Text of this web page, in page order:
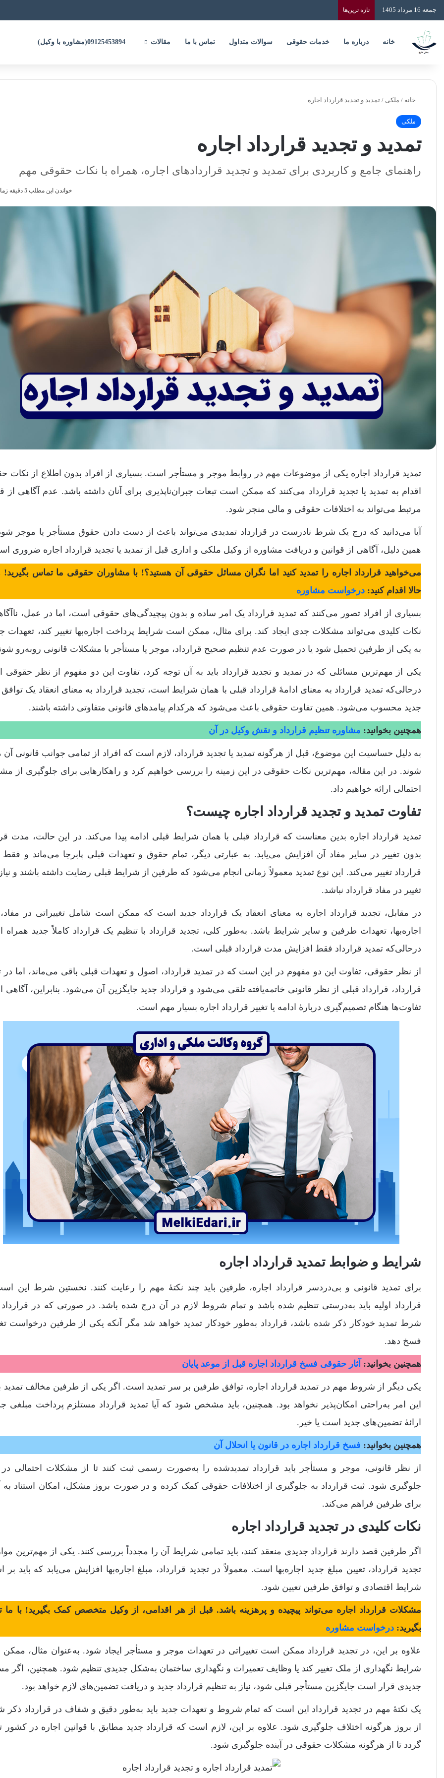
جمعه 16 مرداد 1405 تازه‌ ترین‌ها
خانه درباره ما خدمات حقوقی سوالات متداول تماس با ما مقالات
خانه / ملکی / تمدید و تجدید قرارداد اجاره
ملکی
تمدید و تجدید قرارداد اجاره
راهنمای جامع و کاربردی برای تمدید و تجدید قراردادهای اجاره، همراه با نکات حقوقی مهم
خواندن این مطلب 5 دقیقه زمان میبرد
تمدید قرارداد اجاره یکی از موضوعات مهم در روابط موجر و مستأجر است. بسیاری از افراد بدون اطلاع از نکات
اقدام به تمدید یا تجدید قرارداد می‌کنند که ممکن است تبعات جبران‌ناپذیری برای آنان داشته باشد. عدم آگاهی از
مرتبط می‌تواند به اختلافات حقوقی و مالی منجر شود.
آیا می‌دانید که درج یک شرط نادرست در قرارداد تمدیدی می‌تواند باعث از دست دادن حقوق مستأجر یا موجر
همین دلیل، آگاهی از قوانین و دریافت مشاوره از وکیل ملکی و اداری قبل از تمدید یا تجدید قرارداد اجاره ضروری
می‌خواهید قرارداد اجاره را تمدید کنید اما نگران مسائل حقوقی آن هستید؟! با مشاوران حقوقی ما تماس بگیرید!
حالا اقدام کنید: درخواست مشاوره
بسیاری از افراد تصور می‌کنند که تمدید قرارداد یک امر ساده و بدون پیچیدگی‌های حقوقی است، اما در عمل،
نکات کلیدی می‌تواند مشکلات جدی ایجاد کند. برای مثال، ممکن است شرایط پرداخت اجاره‌بها تغییر کند، تعهدات
به یکی از طرفین تحمیل شود یا در صورت عدم تنظیم صحیح قرارداد، موجر یا مستأجر با مشکلات قانونی روبه‌رو
یکی از مهم‌ترین مسائلی که در تمدید و تجدید قرارداد باید به آن توجه کرد، تفاوت این دو مفهوم از نظر
درحالی‌که تمدید قرارداد به معنای ادامۀ قرارداد قبلی با همان شرایط است، تجدید قرارداد به معنای انعقاد یک توافق
جدید محسوب می‌شود. همین تفاوت حقوقی باعث می‌شود که هرکدام پیامدهای قانونی متفاوتی داشته باشند.
همچنین بخوانید: مشاوره تنظیم قرارداد و نقش وکیل در آن
به دلیل حساسیت این موضوع، قبل از هرگونه تمدید یا تجدید قرارداد، لازم است که افراد از تمامی جوانب قانونی
شوند. در این مقاله، مهم‌ترین نکات حقوقی در این زمینه را بررسی خواهیم کرد و راهکارهایی برای جلوگیری از
احتمالی ارائه خواهیم داد.
تفاوت تمدید و تجدید قرارداد اجاره چیست؟
تمدید قرارداد اجاره بدین معناست که قرارداد قبلی با همان شرایط قبلی ادامه پیدا می‌کند. در این حالت، مدت
بدون تغییر در سایر مفاد آن افزایش می‌یابد. به عبارتی دیگر، تمام حقوق و تعهدات قبلی پابرجا می‌ماند و
قرارداد تغییر می‌کند. این نوع تمدید معمولاً زمانی انجام می‌شود که طرفین از شرایط قبلی رضایت داشته باشند و
تغییر در مفاد قرارداد نباشد.
در مقابل، تجدید قرارداد اجاره به معنای انعقاد یک قرارداد جدید است که ممکن است شامل تغییراتی در مفاد،
اجاره‌بها، تعهدات طرفین و سایر شرایط باشد. به‌طور کلی، تجدید قرارداد با تنظیم یک قرارداد کاملاً جدید همراه
درحالی‌که تمدید قرارداد فقط افزایش مدت قرارداد قبلی است.
از نظر حقوقی، تفاوت این دو مفهوم در این است که در تمدید قرارداد، اصول و تعهدات قبلی باقی می‌ماند، اما در
قرارداد، قرارداد قبلی از نظر قانونی خاتمه‌یافته تلقی می‌شود و قرارداد جدید جایگزین آن می‌شود. بنابراین، آگاهی
تفاوت‌ها هنگام تصمیم‌گیری دربارۀ ادامه یا تغییر قرارداد اجاره بسیار مهم است.
شرایط و ضوابط تمدید قرارداد اجاره
برای تمدید قانونی و بی‌دردسر قرارداد اجاره، طرفین باید چند نکتۀ مهم را رعایت کنند. نخستین شرط این
قرارداد اولیه باید به‌درستی تنظیم شده باشد و تمام شروط لازم در آن درج شده باشد. در صورتی که در قرارداد
شرط تمدید خودکار ذکر شده باشد، قرارداد به‌طور خودکار تمدید خواهد شد مگر آنکه یکی از طرفین درخواست
فسخ دهد.
همچنین بخوانید: آثار حقوقی فسخ قرارداد اجاره قبل از موعد پایان
یکی دیگر از شروط مهم در تمدید قرارداد اجاره، توافق طرفین بر سر تمدید است. اگر یکی از طرفین مخالف تمدید
این امر به‌راحتی امکان‌پذیر نخواهد بود. همچنین، باید مشخص شود که آیا تمدید قرارداد مستلزم پرداخت مبلغی
ارائۀ تضمین‌های جدید است یا خیر.
همچنین بخوانید: فسخ قرارداد اجاره در قانون یا انحلال آن
از نظر قانونی، موجر و مستأجر باید قرارداد تمدیدشده را به‌صورت رسمی ثبت کنند تا از مشکلات احتمالی در
جلوگیری شود. ثبت قرارداد به جلوگیری از اختلافات حقوقی کمک کرده و در صورت بروز مشکل، امکان استناد به
برای طرفین فراهم می‌کند.
نکات کلیدی در تجدید قرارداد اجاره
اگر طرفین قصد دارند قرارداد جدیدی منعقد کنند، باید تمامی شرایط آن را مجدداً بررسی کنند. یکی از مهم‌ترین
تجدید قرارداد، تعیین مبلغ جدید اجاره‌بها است. معمولاً در تجدید قرارداد، مبلغ اجاره‌بها افزایش می‌یابد که باید
شرایط اقتصادی و توافق طرفین تعیین شود.
مشکلات قرارداد اجاره می‌تواند پیچیده و پرهزینه باشد. قبل از هر اقدامی، از وکیل متخصص کمک بگیرید! با ما
بگیرید: درخواست مشاوره
علاوه بر این، در تجدید قرارداد ممکن است تغییراتی در تعهدات موجر و مستأجر ایجاد شود. به‌عنوان مثال،
شرایط نگهداری از ملک تغییر کند یا وظایف تعمیرات و نگهداری ساختمان به‌شکل جدیدی تنظیم شود. همچنین، اگر
جدیدی قرار است جایگزین مستأجر قبلی شود، نیاز به تنظیم قرارداد جدید و دریافت تضمین‌های لازم خواهد بود.
یک نکتۀ مهم در تجدید قرارداد این است که تمام شروط و تعهدات جدید باید به‌طور دقیق و شفاف در قرارداد ذکر
از بروز هرگونه اختلاف جلوگیری شود. علاوه بر این، لازم است که قرارداد جدید مطابق با قوانین اجاره در کشور
گردد تا از هرگونه مشکلات حقوقی در آینده جلوگیری شود.